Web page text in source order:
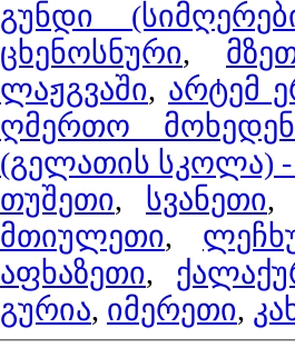
გუნდი
ცხენოსნური,
ლაჟგვაში, არტემ
ღმერთო მოხედენ
(გელათის სკოლა) -
თუშეთი, სვანეთი
მთიულეთი,
აფხაზეთი,
გურია, იმერეთი,